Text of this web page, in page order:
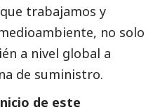
trabajamos y
, no solo
a nivel global a
de suministro.
de este